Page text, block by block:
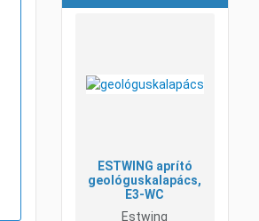
ESTWING aprító
geológuskalapács,
E3-WC
Estwing